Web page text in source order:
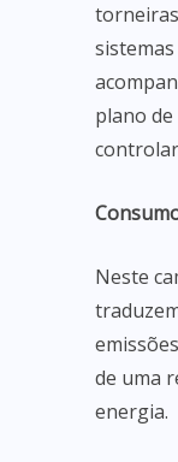
plano
Neste
de uma
energia.